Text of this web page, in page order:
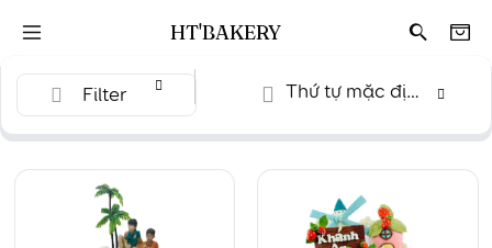
Filter Thứ tự mặc định
HT'BAKERY